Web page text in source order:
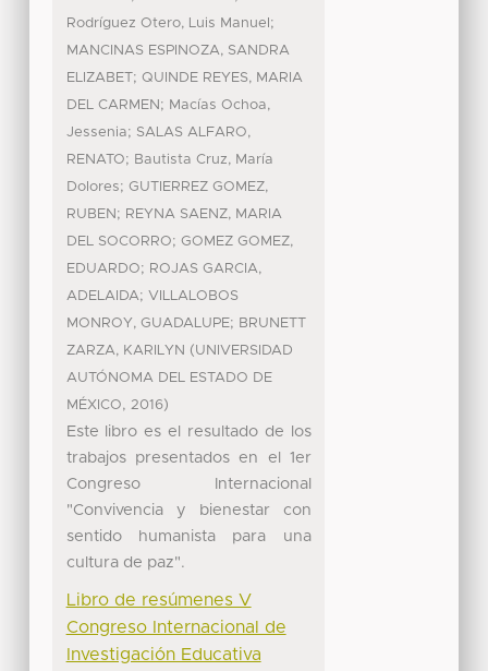
Rodríguez Otero, Luis Manuel ;
MANCINAS ESPINOZA, SANDRA
ELIZABET; QUINDE REYES, MARIA
DEL CARMEN ; Macías Ochoa,
Jessenia; SALAS ALFARO,
RENATO; Bautista Cruz, María
Dolores; GUTIERREZ GOMEZ,
RUBEN ; REYNA SAENZ, MARIA
DEL SOCORRO; GOMEZ GOMEZ,
EDUARDO; ROJAS GARCIA,
ADELAIDA; VILLALOBOS
MONROY, GUADALUPE; BRUNETT
ZARZA, KARILYN (UNIVERSIDAD
AUTÓNOMA DEL ESTADO DE
MÉXICO, 2016)
Este libro es el resultado de los
trabajos presentados en el 1er
Congreso Internacional
"Convivencia y bienestar con
sentido humanista para una
cultura de paz".
Libro de resúmenes V
Congreso Internacional de
Investigación Educativa